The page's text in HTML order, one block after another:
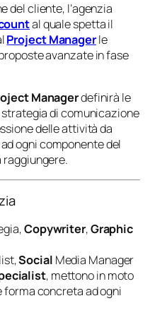
del cliente, l’agenzia
al quale spetta il
Project Managerle
avanzate in fase
Managerdefinirà le
strategia di comunicazione
delle attività da
ogni componente del
Copywriter,Graphic
Social Media Manager
, mettono in moto
concreta ad ogni